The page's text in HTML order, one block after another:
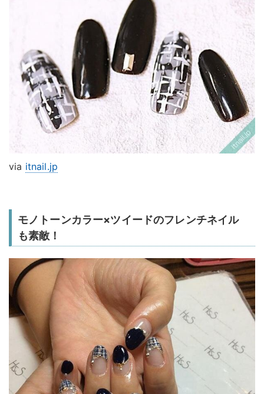
via itnail.jp
モノトーンカラー×ツイードのフレンチネイル
も素敵！